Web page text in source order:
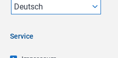
Service